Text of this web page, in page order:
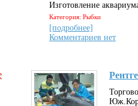
Изготовление
Категория: Рыбки
[подробнее]
Комментариев нет